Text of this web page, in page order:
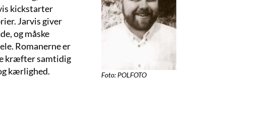
Foto: POLFOTO
kickstarter
Jarvis giver
og måske
Romanerne er
kræfter samtidig
kærlighed.